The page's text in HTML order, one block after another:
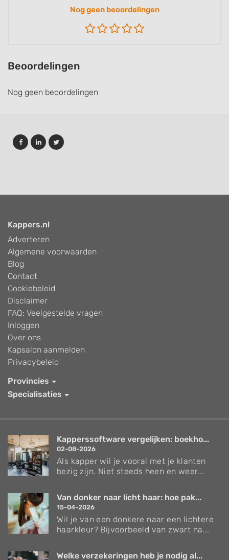
Nog geen beoordelingen
Beoordelingen
Nog geen beoordelingen
Kappers.nl
Adverteren
Algemene voorwaarden
Blog
Contact
Cookiebeleid
Disclaimer
FAQ: Veelgestelde vragen
Inloggen
Over ons
Kapsalon aanmelden
Privacybeleid
Provincies
Specialisaties
Kapperssoftware vergelijken: boekho...
02-08-2026
Als kapper wil je vooral met je klanten
bezig zijn. Niet steeds heen en weer...
Van donker naar licht haar: hoe pak...
15-04-2026
Wil je van een donkere naar een lichtere
haarkleur? Bijvoorbeeld van zwart na...
Welke verzekeringen heb je nodig al...